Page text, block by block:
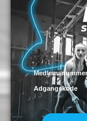
Medlemsnummer
Adgangskode